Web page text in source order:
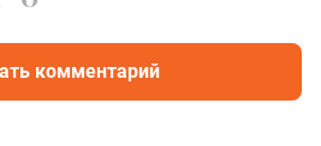
комментарий